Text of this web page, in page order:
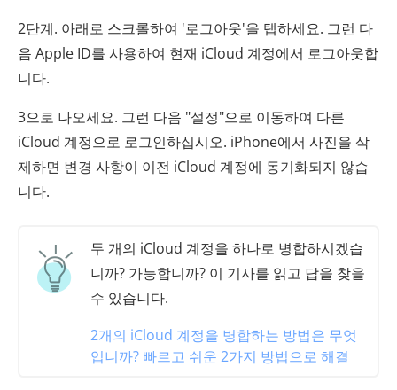
2단계. 아래로 스크롤하여 '로그아웃'을 탭하세요. 그런 다
음 Apple ID를 사용하여 현재 iCloud 계정에서 로그아웃합
니다.
3으로 나오세요. 그런 다음 "설정"으로 이동하여 다른
iCloud 계정으로 로그인하십시오. iPhone에서 사진을 삭
제하면 변경 사항이 이전 iCloud 계정에 동기화되지 않습
니다.
두 개의 iCloud 계정을 하나로 병합하시겠습
니까? 가능합니까? 이 기사를 읽고 답을 찾을
수 있습니다.
2개의 iCloud 계정을 병합하는 방법은 무엇
입니까? 빠르고 쉬운 2가지 방법으로 해결